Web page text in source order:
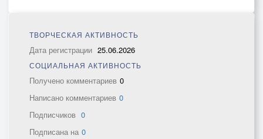
ТВОРЧЕСКАЯ АКТИВНОСТЬ
Дата регистрации 25.06.2026
СОЦИАЛЬНАЯ АКТИВНОСТЬ
Получено комментариев 0
Написано комментариев 0
Подписчиков 0
Подписана на 0